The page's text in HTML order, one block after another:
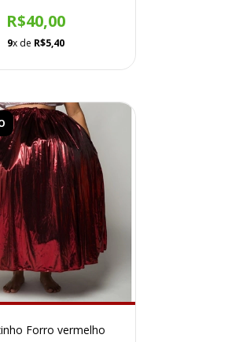
R$40,00
9x de R$5,40
Forro vermelho